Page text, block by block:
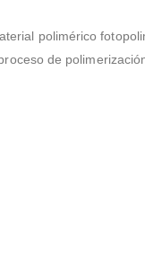
polimérico
de